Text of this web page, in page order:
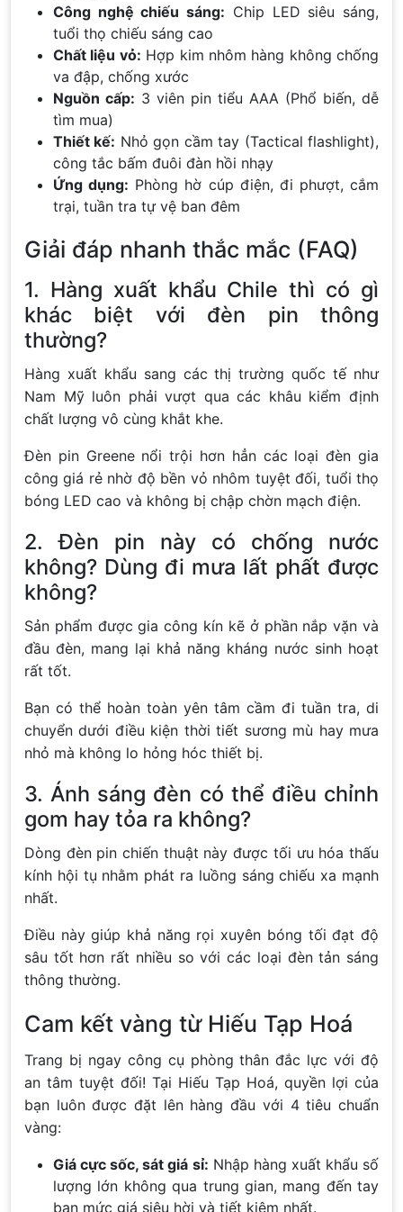
Công nghệ chiếu sáng: Chip LED siêu sáng,
tuổi thọ chiếu sáng cao
Chất liệu vỏ: Hợp kim nhôm hàng không chống
va đập, chống xước
Nguồn cấp: 3 viên pin tiểu AAA (Phổ biến, dễ
tìm mua)
Thiết kế: Nhỏ gọn cầm tay (Tactical flashlight),
công tắc bấm đuôi đàn hồi nhạy
Ứng dụng: Phòng hờ cúp điện, đi phượt, cắm
trại, tuần tra tự vệ ban đêm
Giải đáp nhanh thắc mắc (FAQ)
1. Hàng xuất khẩu Chile thì có gì
khác biệt với đèn pin thông
thường?
Hàng xuất khẩu sang các thị trường quốc tế như
Nam Mỹ luôn phải vượt qua các khâu kiểm định
chất lượng vô cùng khắt khe.
Đèn pin Greene nổi trội hơn hẳn các loại đèn gia
công giá rẻ nhờ độ bền vỏ nhôm tuyệt đối, tuổi thọ
bóng LED cao và không bị chập chờn mạch điện.
2. Đèn pin này có chống nước
không? Dùng đi mưa lất phất được
không?
Sản phẩm được gia công kín kẽ ở phần nắp vặn và
đầu đèn, mang lại khả năng kháng nước sinh hoạt
rất tốt.
Bạn có thể hoàn toàn yên tâm cầm đi tuần tra, di
chuyển dưới điều kiện thời tiết sương mù hay mưa
nhỏ mà không lo hỏng hóc thiết bị.
3. Ánh sáng đèn có thể điều chỉnh
gom hay tỏa ra không?
Dòng đèn pin chiến thuật này được tối ưu hóa thấu
kính hội tụ nhằm phát ra luồng sáng chiếu xa mạnh
nhất.
Điều này giúp khả năng rọi xuyên bóng tối đạt độ
sâu tốt hơn rất nhiều so với các loại đèn tản sáng
thông thường.
Cam kết vàng từ Hiếu Tạp Hoá
Trang bị ngay công cụ phòng thân đắc lực với độ
an tâm tuyệt đối! Tại Hiếu Tạp Hoá, quyền lợi của
bạn luôn được đặt lên hàng đầu với 4 tiêu chuẩn
vàng:
Giá cực sốc, sát giá sỉ: Nhập hàng xuất khẩu số
lượng lớn không qua trung gian, mang đến tay
bạn mức giá siêu hời và tiết kiệm nhất.